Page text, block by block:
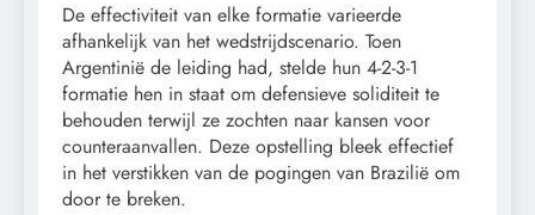
De effectiviteit van elke formatie varieerde
afhankelijk van het wedstrijdscenario. Toen
Argentinië de leiding had, stelde hun 4-2-3-1
formatie hen in staat om defensieve soliditeit te
behouden terwijl ze zochten naar kansen voor
counteraanvallen. Deze opstelling bleek effectief
in het verstikken van de pogingen van Brazilië om
door te breken.